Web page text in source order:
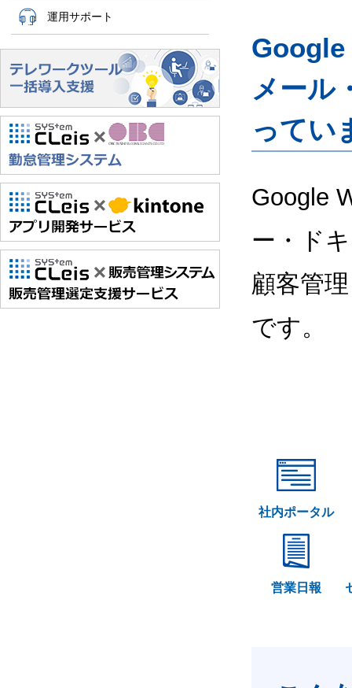
運用サポート
Google
メール
ってい
Google
ー・ド
顧客管
です。
社内ポータル
営業日報